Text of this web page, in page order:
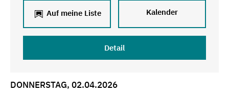
Auf meine Liste Kalender
Detail
DONNERSTAG, 02.04.2026